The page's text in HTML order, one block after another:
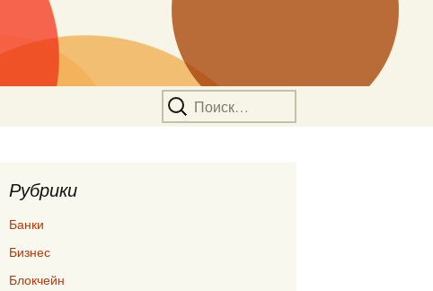
Найти:
Рубрики
Банки
Бизнес
Блокчейн